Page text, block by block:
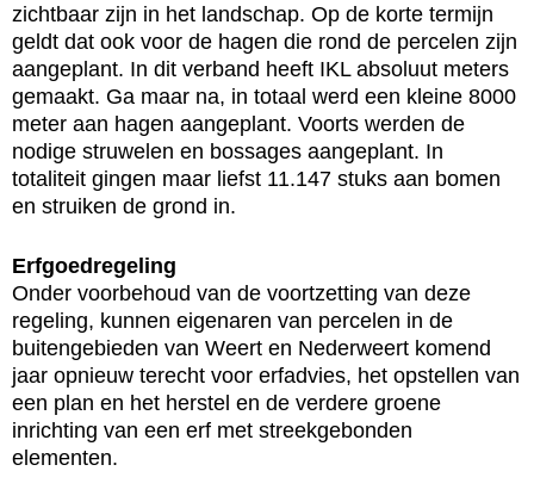
zichtbaar zijn in het landschap. Op de korte termijn
geldt dat ook voor de hagen die rond de percelen zijn
aangeplant. In dit verband heeft IKL absoluut meters
gemaakt. Ga maar na, in totaal werd een kleine 8000
meter aan hagen aangeplant. Voorts werden de
nodige struwelen en bossages aangeplant. In
totaliteit gingen maar liefst 11.147 stuks aan bomen
en struiken de grond in.
Erfgoedregeling
Onder voorbehoud van de voortzetting van deze
regeling, kunnen eigenaren van percelen in de
buitengebieden van Weert en Nederweert komend
jaar opnieuw terecht voor erfadvies, het opstellen van
een plan en het herstel en de verdere groene
inrichting van een erf met streekgebonden
elementen.